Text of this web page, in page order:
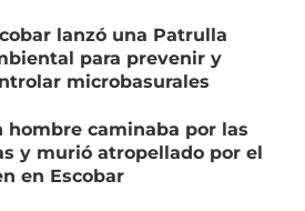
lanzó una Patrulla
para prevenir y
microbasurales
hombre caminaba por las
y murió atropellado por el
en Escobar